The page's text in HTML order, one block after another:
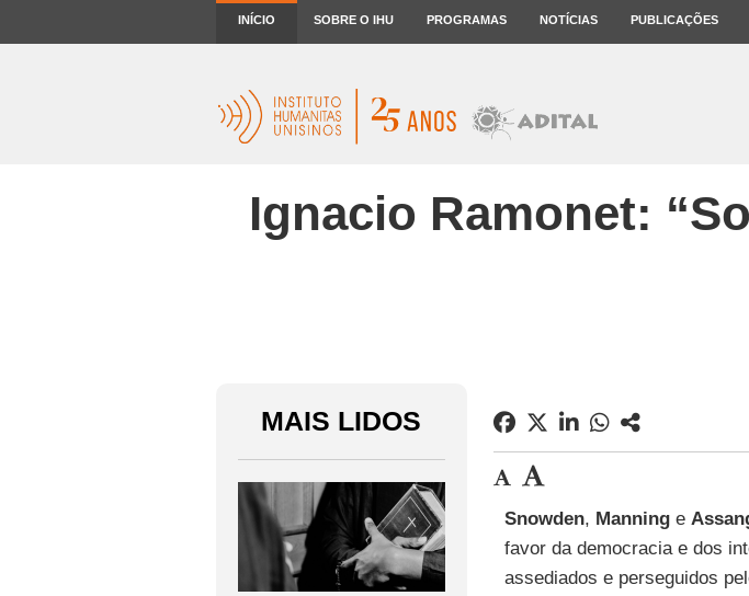
INÍCIO SOBRE O IHU PROGRAMAS NOTÍCIAS PUBLICAÇÕES
Ignacio Ramonet:
MAIS LIDOS
Snowden, Manninge
favor da democracia e dos
assediados e perseguidos